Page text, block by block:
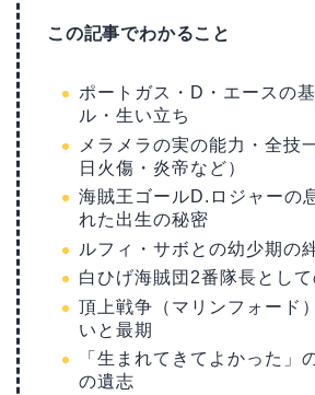
この記事でわかること
ポートガス・D・エースの
ル・生い立ち
メラメラの実の能力・全技
日火傷・炎帝など）
海賊王ゴールD.ロジャーの
れた出生の秘密
ルフィ・サボとの幼少期の
白ひげ海賊団2番隊長とし
頂上戦争（マリンフォード
いと最期
「生まれてきてよかった」
の遺志